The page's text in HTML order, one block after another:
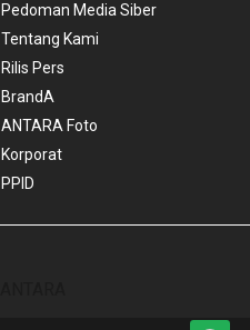
Pedoman Media Siber
Tentang Kami
Rilis Pers
BrandA
ANTARA Foto
Korporat
PPID